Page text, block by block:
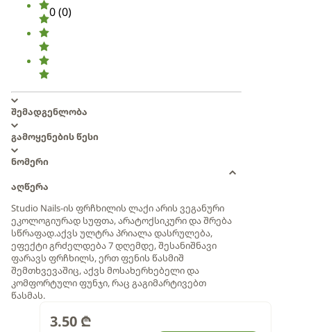
0(0)
შემადგენლობა
გამოყენების წესი
ნომერი
აღწერა
Studio Nails-ის ფრჩხილის ლაქი არის ვეგანური
ეკოლოგიურად სუფთა, არატოქსიკური და შრება
სწრაფად.აქვს ულტრა პრიალა დასრულება,
ეფექტი გრძელდება 7 დღემდე, შესანიშნავი
ფარავს ფრჩხილს, ერთ ფენის წასმიშ
შემთხვევაშიც, აქვს მოსახერხებელი და
კომფორტული ფუნჯი, რაც გაგიმარტივებთ
წასმას.
3.50 ₾